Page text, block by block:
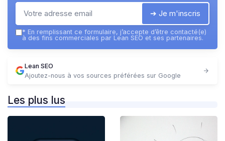
➔ Je m'inscris
* En remplissant ce formulaire, j’accepte d’être contacté(e)
à des fins commerciales par Lean SEO et ses partenaires.
Lean SEO
Ajoutez-nous à vos sources préférées sur Google
Les plus lus